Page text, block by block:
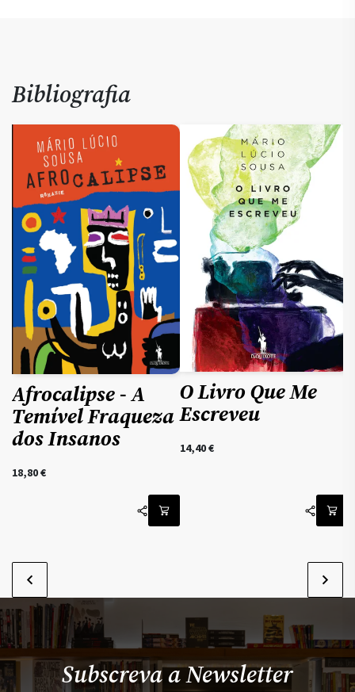
Bibliografia
Afrocalipse - A
Temível Fraqueza
dos Insanos
18,80€
O Livro Que Me
Escreveu
14,40€
Subscreva a Newsletter